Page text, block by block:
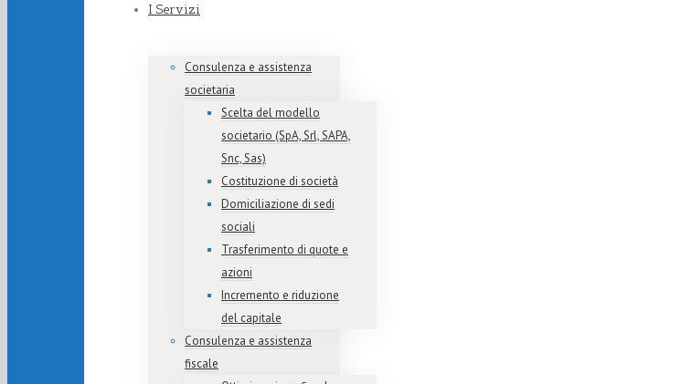
I Servizi
Consulenza e assistenza
societaria
Scelta del modello
societario (SpA, Srl, SAPA,
Snc, Sas)
Costituzione di società
Domiciliazione di sedi
sociali
Trasferimento di quote e
azioni
Incremento e riduzione
del capitale
Consulenza e assistenza
fiscale